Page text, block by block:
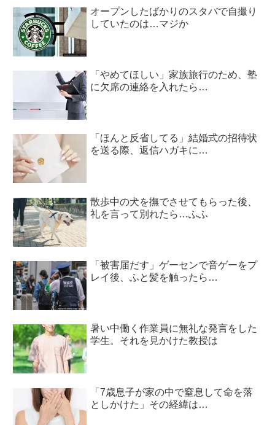
オープンしたばかりのスタバで自撮り
していたのは…マジか
「やめてほしい」家族旅行のため、塾
に欠席の連絡を入れたら…
「ほんと反省してる」結婚式の招待状
を送る際、返信ハガキに…
散歩中の犬を撫でさせてもらった後、
礼を言って別れたら…ふふ
「被害届だす」ゲーセンで音ゲーをプ
レイ後、ふと髪を触ったら…
暑い中働く作業員に無礼な発言をした
学生。それを見かけた教授は
「7歳息子が家の中で窒息して命を落
としかけた」その経緯は…